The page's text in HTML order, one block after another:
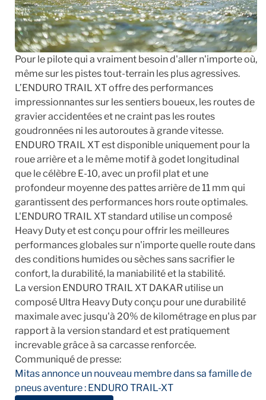
Pour le pilote qui a vraiment besoin d'aller n'importe où,
même sur les pistes tout-terrain les plus agressives.
L’ENDURO TRAIL XT offre des performances
impressionnantes sur les sentiers boueux, les routes de
gravier accidentées et ne craint pas les routes
goudronnées ni les autoroutes à grande vitesse.
ENDURO TRAIL XT est disponible uniquement pour la
roue arrière et a le même motif à godet longitudinal
que le célèbre E-10, avec un profil plat et une
profondeur moyenne des pattes arrière de 11 mm qui
garantissent des performances hors route optimales.
L'ENDURO TRAIL XT standard utilise un composé
Heavy Duty et est conçu pour offrir les meilleures
performances globales sur n'importe quelle route dans
des conditions humides ou sèches sans sacrifier le
confort, la durabilité, la maniabilité et la stabilité.
La version ENDURO TRAIL XT DAKAR utilise un
composé Ultra Heavy Duty conçu pour une durabilité
maximale avec jusqu'à 20% de kilométrage en plus par
rapport à la version standard et est pratiquement
increvable grâce à sa carcasse renforcée.
Communiqué de presse:
Mitas annonce un nouveau membre dans sa famille de
pneus aventure : ENDURO TRAIL-XT